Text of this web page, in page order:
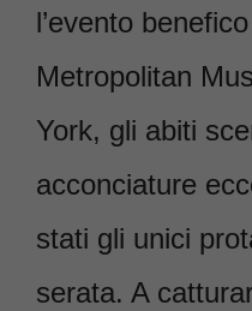
l’evento
Metropolitan
York, gli abiti
acconciature
stati gli unici
serata. A